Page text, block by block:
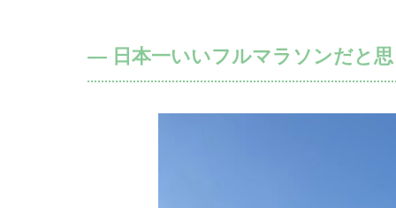
― 日本一いいフルマラソンだと